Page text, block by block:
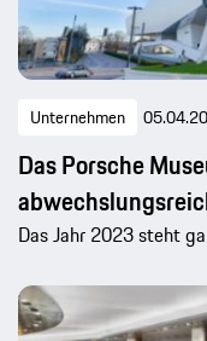
Unternehmen
Das Porsche
Das Jahr 2023 steht